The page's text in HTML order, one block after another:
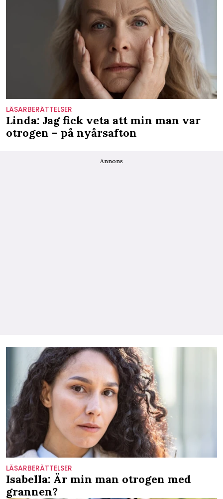
LÄSARBERÄTTELSER
Linda: Jag fick veta att min man var
otrogen – på nyårsafton
Annons
LÄSARBERÄTTELSER
Isabella: Är min man otrogen med
grannen?